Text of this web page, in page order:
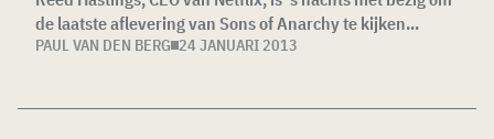
de laatste aflevering van Sons of Anarchy te kijken...
PAUL VAN DEN BERG 24 JANUARI 2013